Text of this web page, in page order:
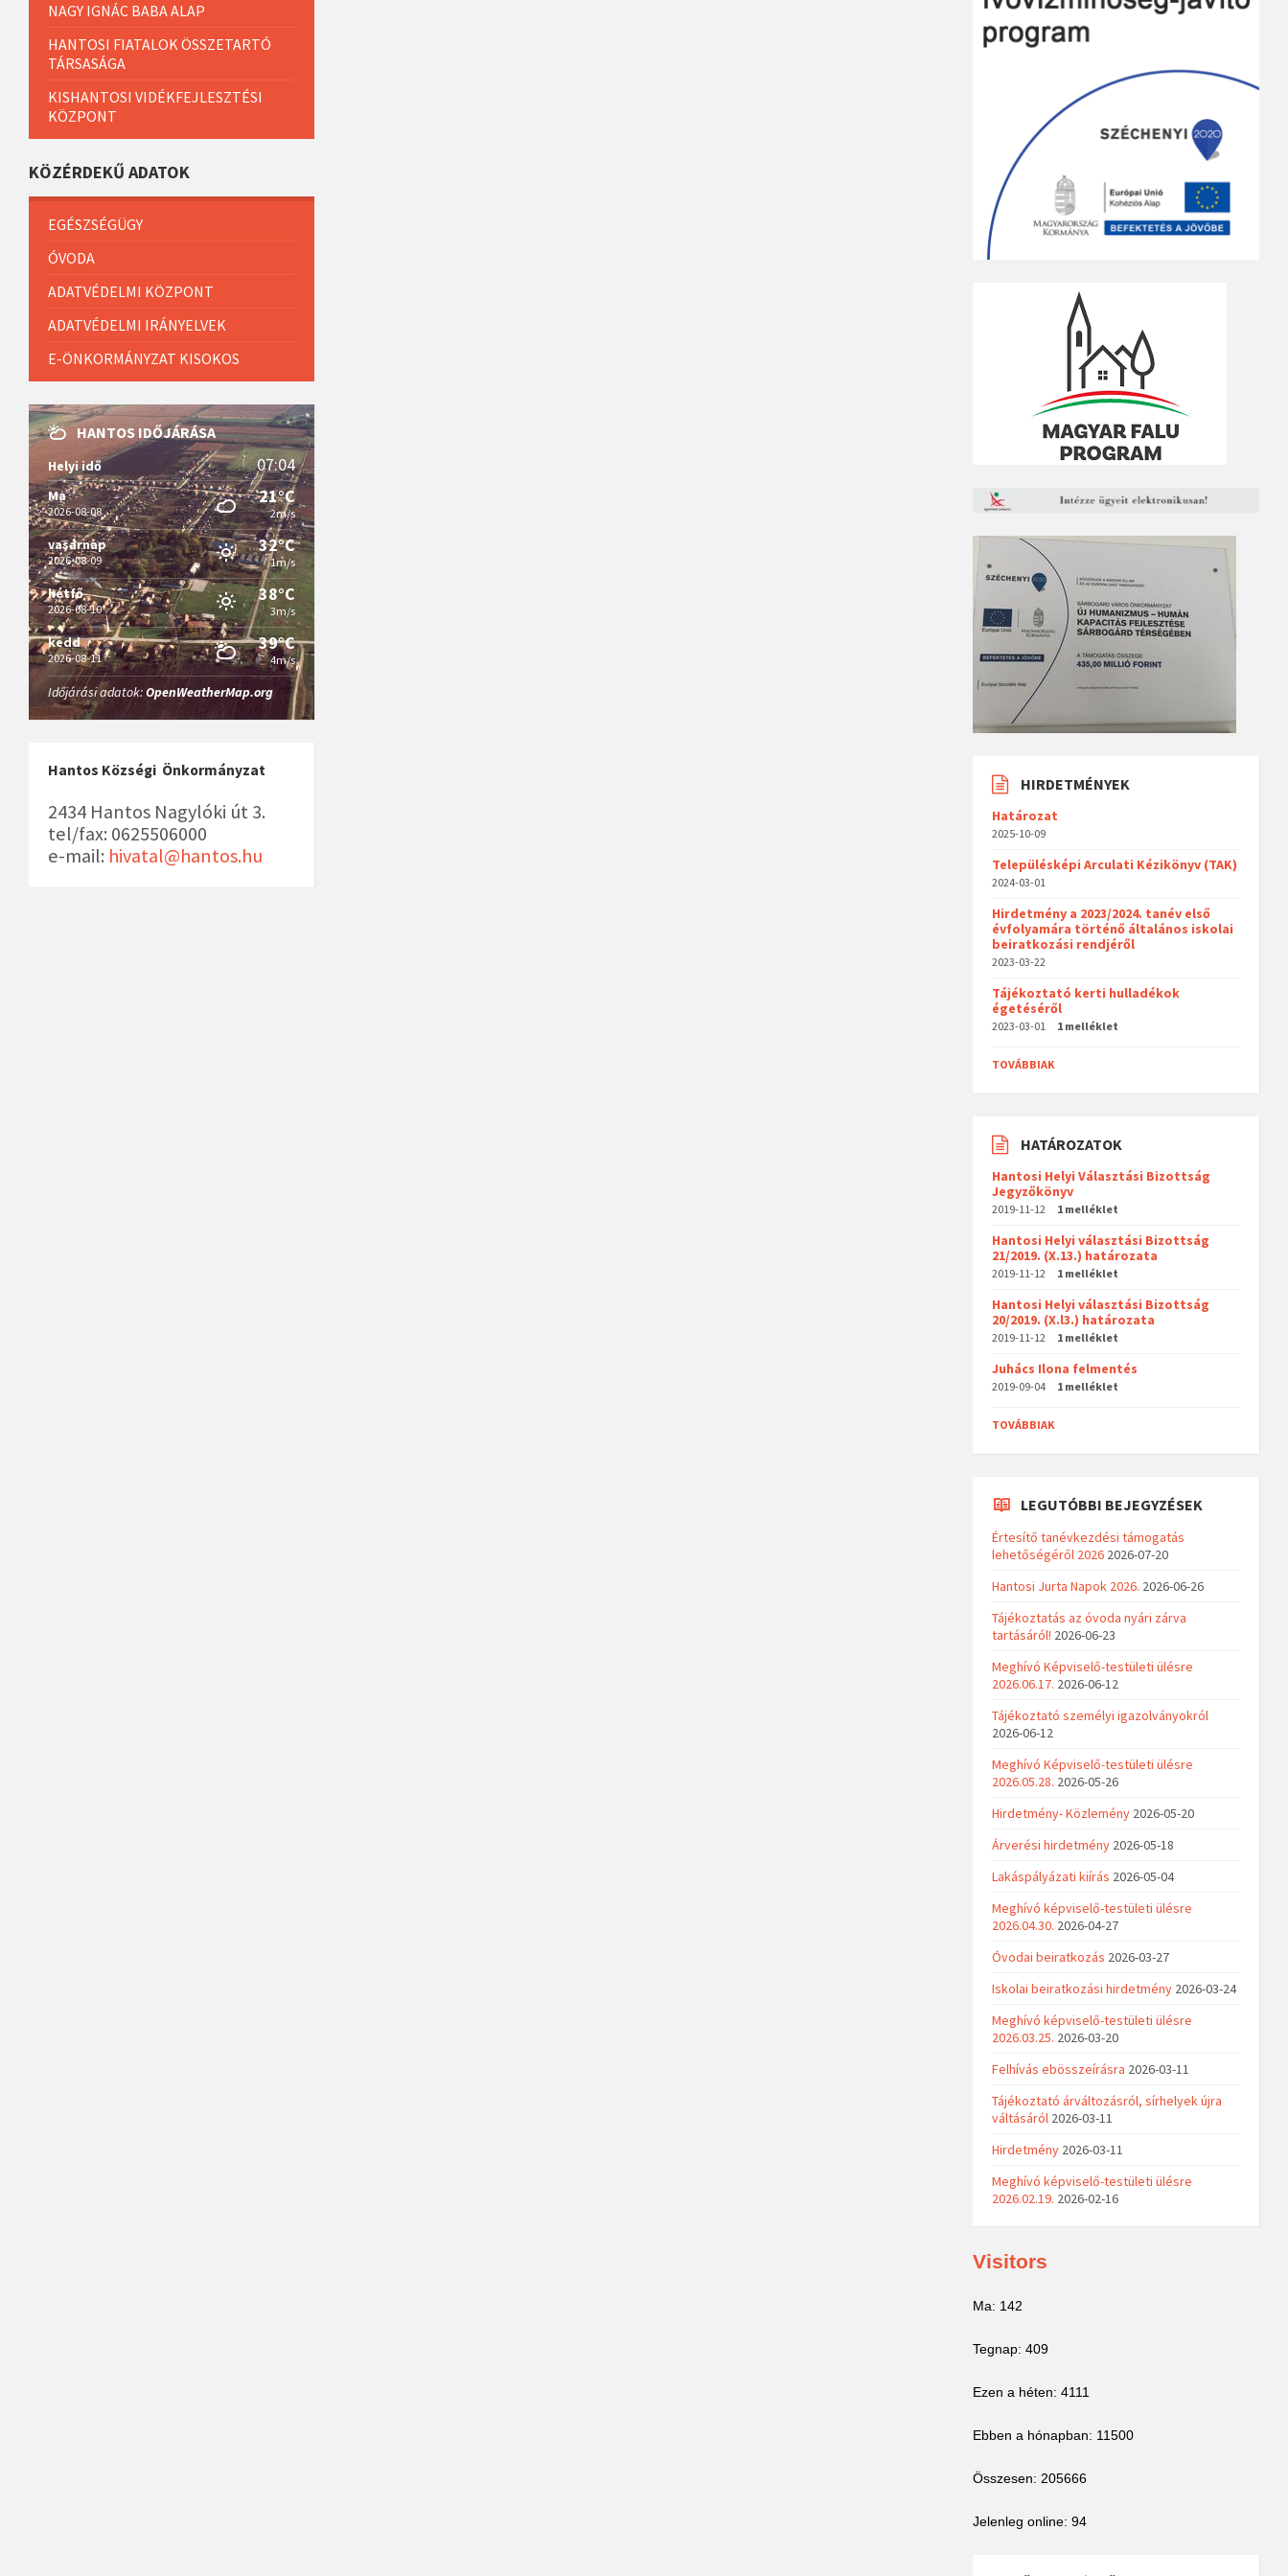
NAGY IGNÁC BABA ALAP
HANTOSI FIATALOK ÖSSZETARTÓ
TÁRSASÁGA
KISHANTOSI VIDÉKFEJLESZTÉSI
KÖZPONT
KÖZÉRDEKŰ ADATOK
EGÉSZSÉGÜGY
ÓVODA
ADATVÉDELMI KÖZPONT
ADATVÉDELMI IRÁNYELVEK
E-ÖNKORMÁNYZAT KISOKOS
HANTOS IDŐJÁRÁSA
Helyi idő 07:04
Ma
2026-08-08
21°C
2m/s
vasárnap
2026-08-09
32°C
1m/s
hétfő
2026-08-10
38°C
3m/s
kedd
2026-08-11
39°C
4m/s
Időjárási adatok:OpenWeatherMap.org
Hantos Községi Önkormányzat
2434 Hantos Nagylóki út 3.
tel/fax: 0625506000
e-mail: hivatal@hantos.hu
HIRDETMÉNYEK
Határozat
2025-10-09
Településképi Arculati Kézikönyv (TAK)
2024-03-01
Hirdetmény a 2023/2024. tanév első
évfolyamára történő általános iskolai
beiratkozási rendjéről
2023-03-22
Tájékoztató kerti hulladékok
égetéséről
2023-03-01 1 melléklet
TOVÁBBIAK
HATÁROZATOK
Hantosi Helyi Választási Bizottság
Jegyzőkönyv
2019-11-12 1 melléklet
Hantosi Helyi választási Bizottság
21/2019. (X.13.) határozata
2019-11-12 1 melléklet
Hantosi Helyi választási Bizottság
20/2019. (X.l3.) határozata
2019-11-12 1 melléklet
Juhács Ilona felmentés
2019-09-04 1 melléklet
TOVÁBBIAK
LEGUTÓBBI BEJEGYZÉSEK
Értesítő tanévkezdési támogatás
lehetőségéről 2026 2026-07-20
Hantosi Jurta Napok 2026. 2026-06-26
Tájékoztatás az óvoda nyári zárva
tartásáról! 2026-06-23
Meghívó Képviselő-testületi ülésre
2026.06.17. 2026-06-12
Tájékoztató személyi igazolványokról
2026-06-12
Meghívó Képviselő-testületi ülésre
2026.05.28. 2026-05-26
Hirdetmény- Közlemény 2026-05-20
Árverési hirdetmény 2026-05-18
Lakáspályázati kiírás 2026-05-04
Meghívó képviselő-testületi ülésre
2026.04.30. 2026-04-27
Óvodai beiratkozás 2026-03-27
Iskolai beiratkozási hirdetmény 2026-03-24
Meghívó képviselő-testületi ülésre
2026.03.25. 2026-03-20
Felhívás ebösszeírásra 2026-03-11
Tájékoztató árváltozásról, sírhelyek újra
váltásáról 2026-03-11
Hirdetmény 2026-03-11
Meghívó képviselő-testületi ülésre
2026.02.19. 2026-02-16
Visitors
Ma: 142
Tegnap: 409
Ezen a héten: 4111
Ebben a hónapban: 11500
Összesen: 205666
Jelenleg online: 94